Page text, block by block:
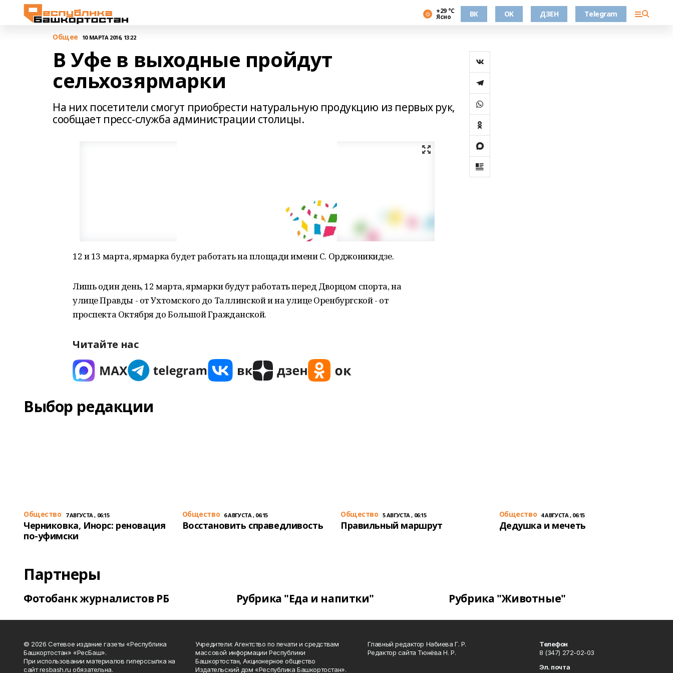
+29 °С
Ясно ВК OK ДЗЕН Telegram
Общее 10 МАРТА 2016, 13:22
В Уфе в выходные пройдут
сельхозярмарки
На них посетители смогут приобрести натуральную продукцию из первых рук,
сообщает пресс-служба администрации столицы.
12 и 13 марта, ярмарка будет работать на площади имени С. Орджоникидзе.
Лишь один день, 12 марта, ярмарки будут работать перед Дворцом спорта, на
улице Правды - от Ухтомского до Таллинской и на улице Оренбургской - от
проспекта Октября до Большой Гражданской.
Читайте нас
Выбор редакции
Общество 7 АВГУСТА , 06:15
Черниковка, Инорс: реновация
по-уфимски
Общество 6 АВГУСТА , 06:15
Восстановить справедливость
Общество 5 АВГУСТА , 06:15
Правильный маршрут
Общество 4 АВГУСТА , 06:15
Дедушка и мечеть
Партнеры
Фотобанк журналистов РБ Рубрика "Еда и напитки" Рубрика "Животные"
© 2026 Сетевое издание газеты «Республика
Башкортостан» «РесБаш».
При использовании материалов гиперссылка на
сайт resbash.ru обязательна.
Учредители: Агентство по печати и средствам
массовой информации Республики
Башкортостан, Акционерное общество
Издательский дом «Республика Башкортостан».
Главный редактор Набиева Г. Р.
Редактор сайта Тюнёва Н. Р.
Телефон
8 (347) 272-02-03
Эл. почта